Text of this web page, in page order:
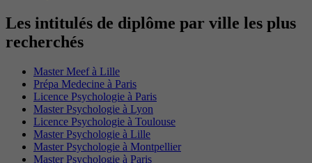
Les intitulés de diplôme par ville les plus
recherchés
Master Meef à Lille
Prépa Medecine à Paris
Licence Psychologie à Paris
Master Psychologie à Lyon
Licence Psychologie à Toulouse
Master Psychologie à Lille
Master Psychologie à Montpellier
Master Psychologie à Paris